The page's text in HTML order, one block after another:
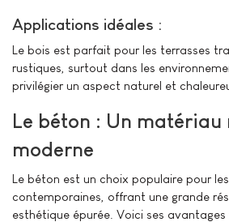
Applications idéales :
Le bois est parfait pour les terrasses
rustiques, surtout dans les
privilégier un aspect naturel et
Le béton : Un matériau
moderne
Le béton est un choix populaire pour
contemporaines, offrant une grande
esthétique épurée. Voici ses